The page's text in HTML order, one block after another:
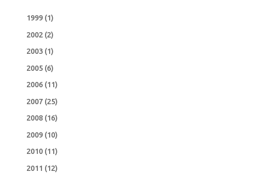
1999(1)
2002(2)
2003(1)
2005(6)
2006(11)
2007(25)
2008(16)
2009(10)
2010(11)
2011 (12)